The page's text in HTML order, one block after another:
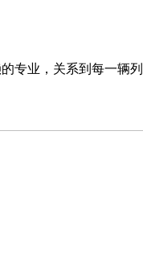
业，关系到每一辆列